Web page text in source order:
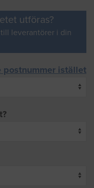
utföras?
leverantörer i din
postnummer istället